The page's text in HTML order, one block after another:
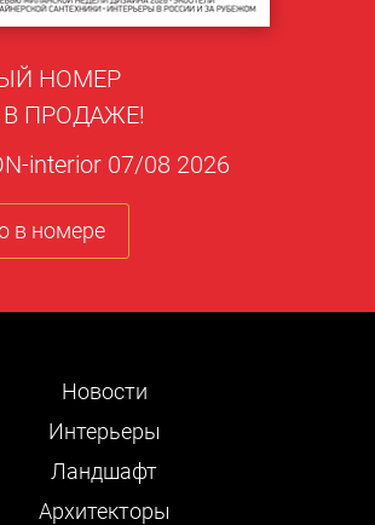
НОМЕР
ПРОДАЖЕ!
interior 07/08 2026
в номере
Новости
Интерьеры
Ландшафт
Архитекторы